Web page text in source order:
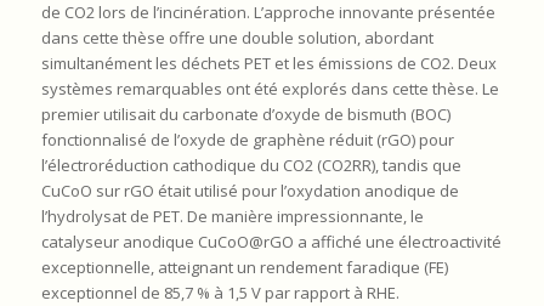
de CO2 lors de l’incinération. L’approche innovante présentée
dans cette thèse offre une double solution, abordant
simultanément les déchets PET et les émissions de CO2. Deux
systèmes remarquables ont été explorés dans cette thèse. Le
premier utilisait du carbonate d’oxyde de bismuth (BOC)
fonctionnalisé de l’oxyde de graphène réduit (rGO) pour
l’électroréduction cathodique du CO2 (CO2RR), tandis que
CuCoO sur rGO était utilisé pour l’oxydation anodique de
l’hydrolysat de PET. De manière impressionnante, le
catalyseur anodique CuCoO@rGO a affiché une électroactivité
exceptionnelle, atteignant un rendement faradique (FE)
exceptionnel de 85,7 % à 1,5 V par rapport à RHE.